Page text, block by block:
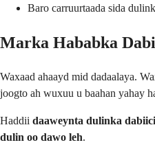
Baro carruurtaada sida
Marka Hababka
Waxaad ahaayd mid dadaalaya.
joogto ah wuxuu u baahan yahay
Haddii daaweynta dulinka
dulin oo dawo leh.